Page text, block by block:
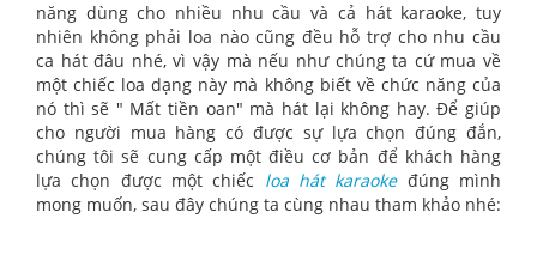
năng dùng cho nhiều nhu cầu và cả hát karaoke, tuy
nhiên không phải loa nào cũng đều hỗ trợ cho nhu cầu
ca hát đâu nhé, vì vậy mà nếu như chúng ta cứ mua về
một chiếc loa dạng này mà không biết về chức năng của
nó thì sẽ " Mất tiền oan" mà hát lại không hay. Để giúp
cho người mua hàng có được sự lựa chọn đúng đắn,
chúng tôi sẽ cung cấp một điều cơ bản để khách hàng
lựa chọn được một chiếc loa hát karaokeđúng mình
mong muốn, sau đây chúng ta cùng nhau tham khảo nhé: